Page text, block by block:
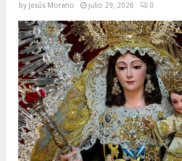
by Jesús Moreno julio 29, 2026 0